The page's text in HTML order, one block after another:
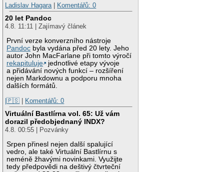
Ladislav Hagara | Komentářů: 0
20 let Pandoc
4.8. 11:11 | Zajímavý článek
První verze konverzního nástroje
Pandoc byla vydána před 20 lety. Jeho
autor John MacFarlane při tomto výročí
rekapituluje
jednotlivé etapy vývoje
a přidávání nových funkcí – rozšíření
nejen Markdownu a podporu mnoha
dalších formátů.
|🇵🇸 | Komentářů: 0
Virtuální Bastlírna vol. 65: Už vám
dorazil předobjednaný INDX?
4.8. 00:55 | Pozvánky
Srpen přinesl nejen další spalující
vedro, ale také Virtuální Bastlírnu s
neméně žhavými novinkami. Využijte
tedy předpovědi na deštivý čtvrteční